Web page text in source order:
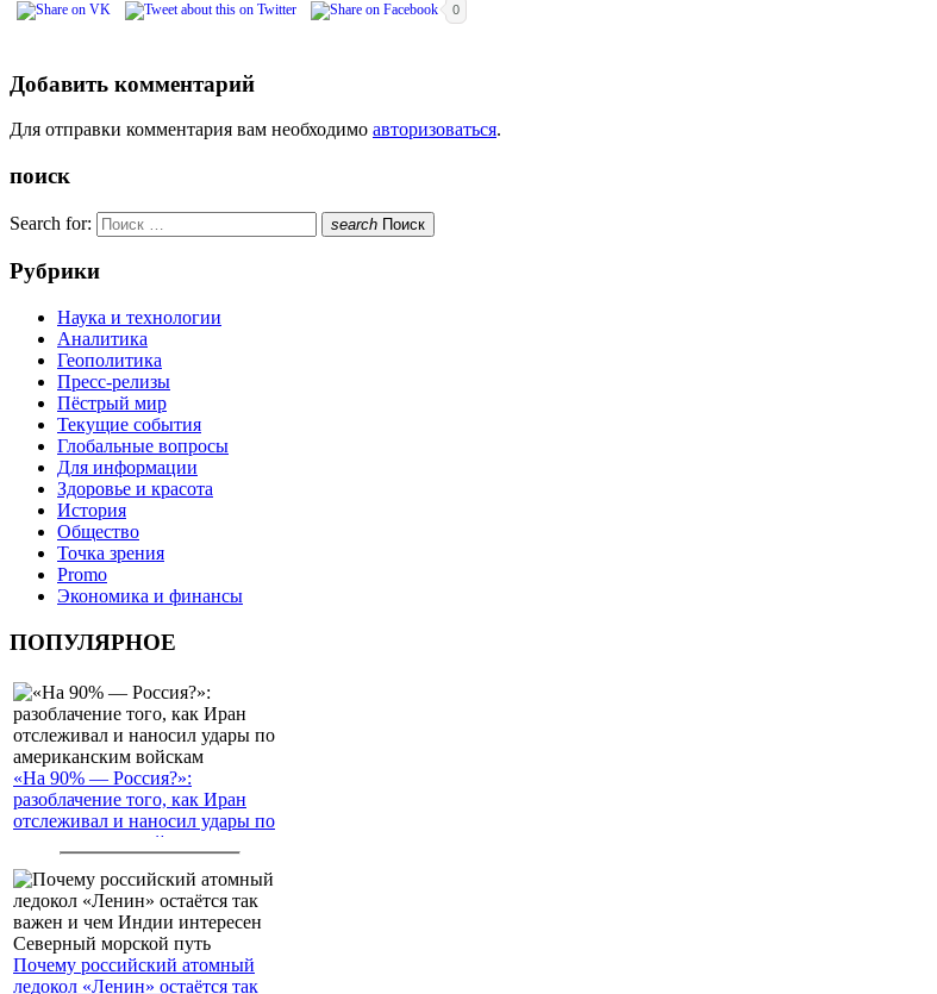
0
Добавить комментарий
Для отправки комментария вам необходимо авторизоваться.
поиск
Search for: search Поиск
Рубрики
Наука и технологии
Аналитика
Геополитика
Пресс-релизы
Пёстрый мир
Текущие события
Глобальные вопросы
Для информации
Здоровье и красота
История
Общество
Точка зрения
Promo
Экономика и финансы
ПОПУЛЯРНОЕ
«На 90% — Россия?»:
разоблачение того, как Иран
отслеживал и наносил удары по
американским войскам
Почему российский атомный
ледокол «Ленин» остаётся так